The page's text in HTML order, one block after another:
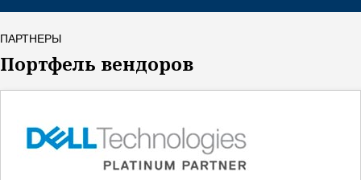
ПАРТНЕРЫ
Портфель вендоров